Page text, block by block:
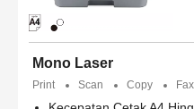
Mono Laser
Print Scan Copy Fax